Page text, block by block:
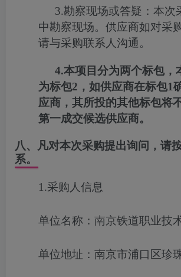
3.勘察现场或答疑： 本次
中勘察现场。供应商如对采
请与采购联系人沟通。
4.本项目分为两个标包，
为标包2 ，如供应商在标包1
应商，其所投的其他标包将
第一成交候选供应商。
八、凡对本次采购提出询问，请
系。
1.采购人信息
单位名称：南京铁道职业技
单位地址：南京市浦口区珍